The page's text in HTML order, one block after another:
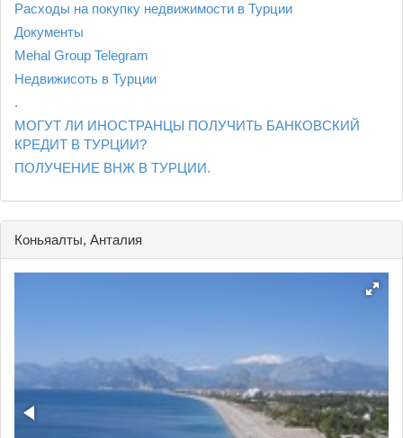
Расходы на покупку недвижимости в Турции
Документы
Mehal Group Telegram
Недвижисоть в Турции
.
МОГУТ ЛИ ИНОСТРАНЦЫ ПОЛУЧИТЬ БАНКОВСКИЙ
КРЕДИТ В ТУРЦИИ?
ПОЛУЧЕНИЕ ВНЖ В ТУРЦИИ.
Коньяалты, Анталия